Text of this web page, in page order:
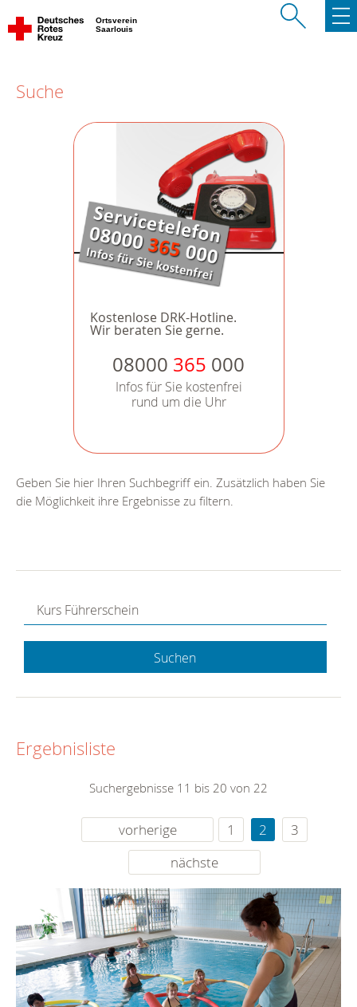
Ortsverein
Saarlouis
Suche
Kostenlose DRK-Hotline.
Wir beraten Sie gerne.
08000 365 000
Infos für Sie kostenfrei
rund um die Uhr
Geben Sie hier Ihren Suchbegriff ein. Zusätzlich haben Sie
die Möglichkeit ihre Ergebnisse zu filtern.
Suchen
Ergebnisliste
Suchergebnisse 11 bis 20 von 22
vorherige 1 2
3
nächste